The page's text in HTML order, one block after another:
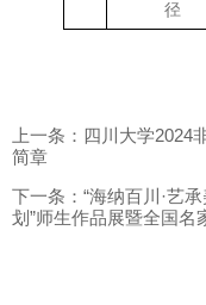
径
上一条：四川大学
简章
下一条：“海纳百川·艺
划”师生作品展暨全国名